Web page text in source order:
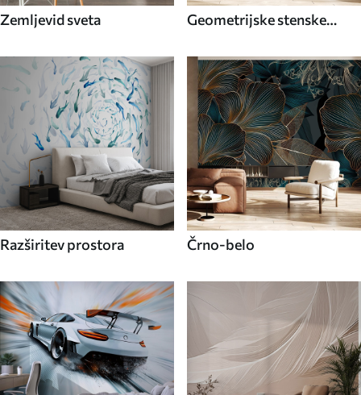
Zemljevid sveta
Geometrijske stenske
Razširitev prostora Črno-belo